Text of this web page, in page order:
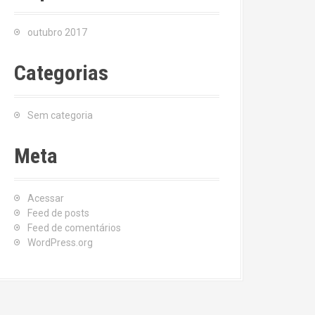
outubro 2017
Categorias
Sem categoria
Meta
Acessar
Feed de posts
Feed de comentários
WordPress.org